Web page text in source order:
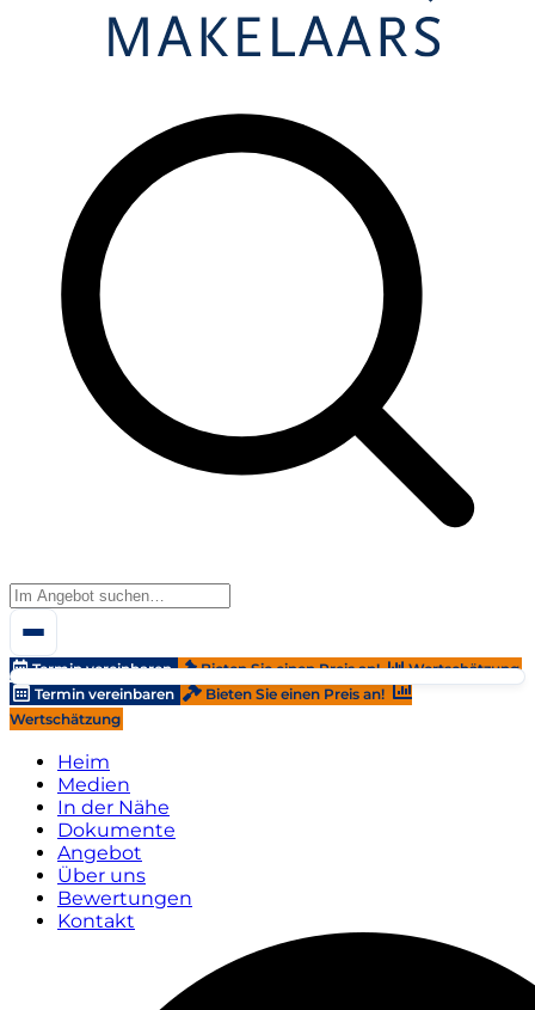
Termin vereinbaren Bieten Sie einen Preis an!
Wertschätzung
Termin vereinbaren
Bieten Sie einen Preis an!
Wertschätzung
Heim
Medien
In der Nähe
Dokumente
Angebot
Über uns
Bewertungen
Kontakt